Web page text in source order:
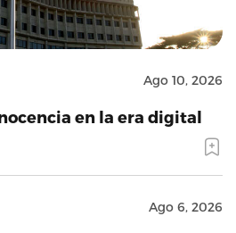
Ago 10, 2026
en la era digital
Ago 6, 2026